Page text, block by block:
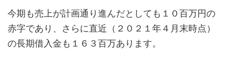
今期も売上が計画通り進んだとしても１０百万円の
赤字であり、さらに直近（２０２１年４月末時点）
の長期借入金も１６３百万あります。